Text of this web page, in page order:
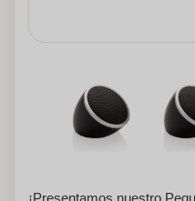
¡Presentamos nuestro